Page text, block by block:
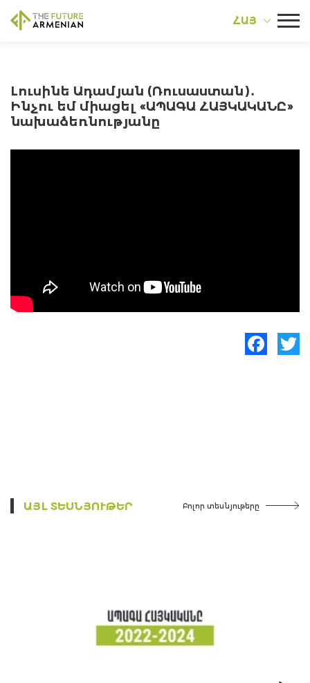
ՀԱՅ
Լուսինե Ադամյան (Ռուսաստան)․
Ինչու եմ միացել «ԱՊԱԳԱ ՀԱՅԿԱԿԱՆԸ»
նախաձեռնությանը
ԱՅԼ ՏԵՍՆՅՈՒԹԵՐ Բոլոր տեսնյութերը